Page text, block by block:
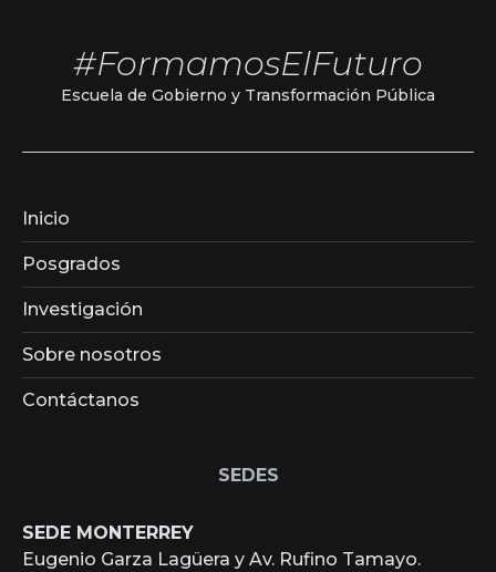
#FormamosElFuturo
Escuela de Gobierno y Transformación Pública
Inicio
Posgrados
Investigación
Sobre nosotros
Contáctanos
SEDES
SEDE MONTERREY
Eugenio Garza Lagüera y Av. Rufino Tamayo.